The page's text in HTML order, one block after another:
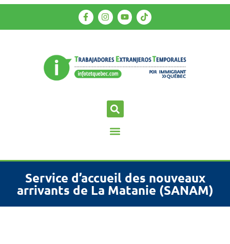
Service d’accueil des nouveaux
arrivants de La Matanie (SANAM)